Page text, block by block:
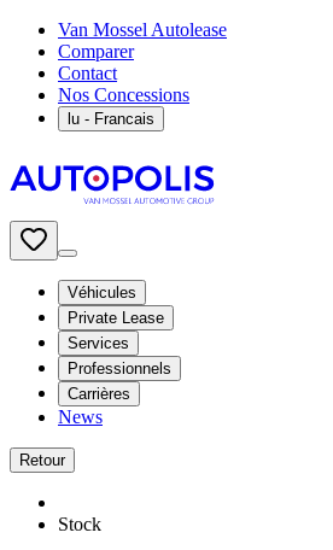
Van Mossel Autolease
Comparer
Contact
Nos Concessions
lu - Francais
Véhicules
Private Lease
Services
Professionnels
Carrières
News
Retour
Stock